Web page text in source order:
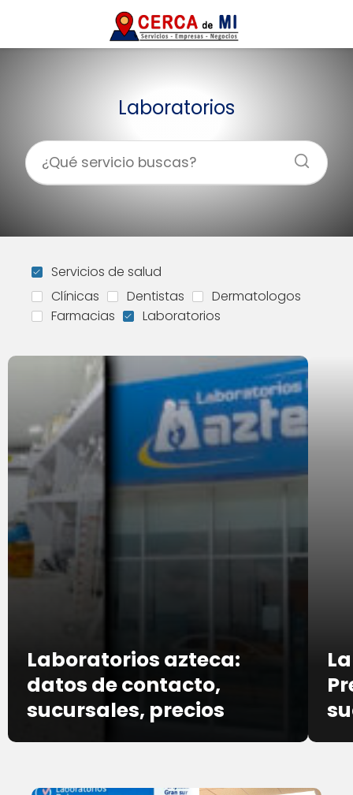
Laboratorios
Servicios de salud
Clínicas
Dentistas
Dermatologos
Farmacias
Laboratorios
Laboratorios azteca:
datos de contacto,
sucursales, precios